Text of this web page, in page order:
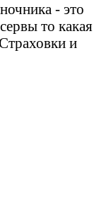
- это
то какая
и